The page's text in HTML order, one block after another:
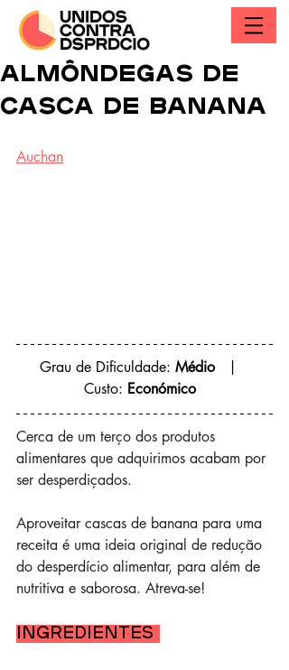
Almôndegas de
casca de banana
Auchan
Grau de Dificuldade: Médio
   |
Custo: Económico
Cerca de um terço dos produtos
alimentares que adquirimos acabam por
ser desperdiçados.
Aproveitar cascas de banana para uma
receita é uma ideia original de redução
do desperdício alimentar, para além de
nutritiva e saborosa. Atreva-se!
Ingredientes